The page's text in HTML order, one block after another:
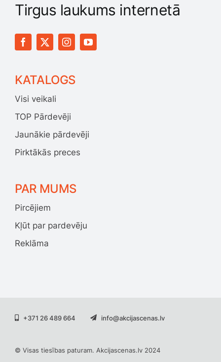
Tirgus laukums internetā
KATALOGS
Visi veikali
TOP Pārdevēji
Jaunākie pārdevēji
Pirktākās preces
PAR MUMS
Pircējiem
Kļūt par pardevēju
Reklāma
+371 26 489 664 info@akcijascenas.lv
© Visas tiesības paturam. Akcijascenas.lv 2024